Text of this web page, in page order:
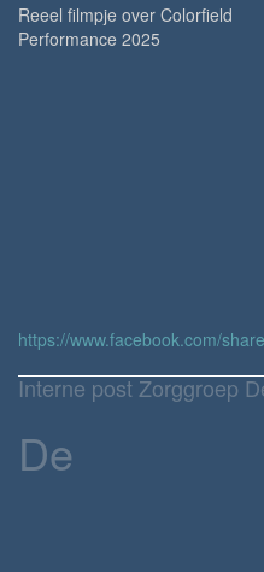
Reeel filmpje over Colorfield
Performance 2025
https://www.facebook.com/
Interne post Zorggroep
De